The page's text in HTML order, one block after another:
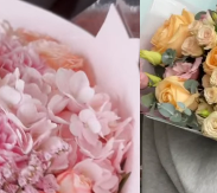
Или